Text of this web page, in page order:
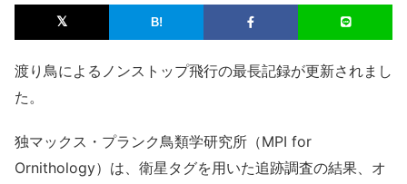
渡り鳥によるノンストップ飛行の最長記録が更新されまし
た。
独マックス・プランク鳥類学研究所（MPI for
Ornithology）は、衛星タグを用いた追跡調査の結果、オ